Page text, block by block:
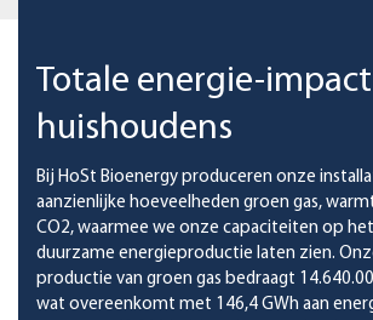
Totale energie-
huishoudens
Bij HoSt Bioenergy produceren onze
aanzienlijke hoeveelheden groen gas,
CO2, waarmee we onze capaciteiten op
duurzame energieproductie laten zien.
productie van groen gas bedraagt
wat overeenkomt met 146,4 GWh aan